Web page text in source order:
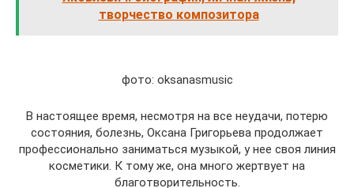
творчество композитора
фото: oksanasmusic
В настоящее время, несмотря на все неудачи, потерю
состояния, болезнь, Оксана Григорьева продолжает
профессионально заниматься музыкой, у нее своя линия
косметики. К тому же, она много жертвует на
благотворительность.